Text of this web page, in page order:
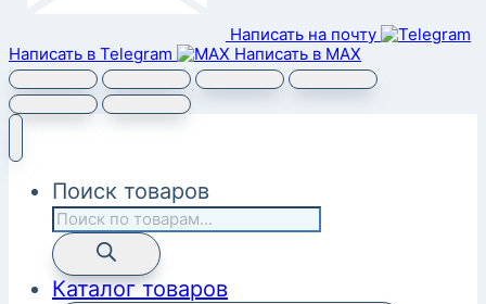
Написать на почту
Написать в Telegram
Написать в MAX
Поиск товаров
Каталог товаров